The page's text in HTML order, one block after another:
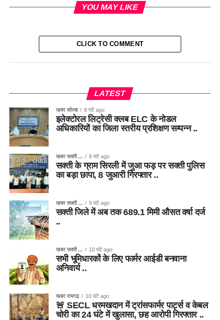
YOU MAY LIKE
CLICK TO COMMENT
LATEST
खबर कोरबा 8 घंटे ago
इलेक्टोरल लिट्रेसी क्लब ELC के नोडल
अधिकारियों का जिला स्तरीय प्रशिक्षण सम्पन्न ..
खबर सक्ती ... 8 घंटे ago
सक्ती के ग्राम सिरली में जुआ फड़ पर सक्ती पुलिस
का बड़ा छापा, 8 जुआरी गिरफ्तार ..
खबर सक्ती ... 9 घंटे ago
सक्ती जिले में अब तक 689.1 मिमी औसत वर्षा दर्ज
..
खबर सक्ती ... 10 घंटे ago
सभी भूमिधारकों के लिए फार्मर आईडी बनवाना
अनिवार्य ..
खबर रायगढ़ 10 घंटे ago
🚨 SECL धरमखदान में ट्रांसफार्मर पार्ट्स व केबल
चोरी का 24 घंटे में खुलासा, छह आरोपी गिरफ्तार ..